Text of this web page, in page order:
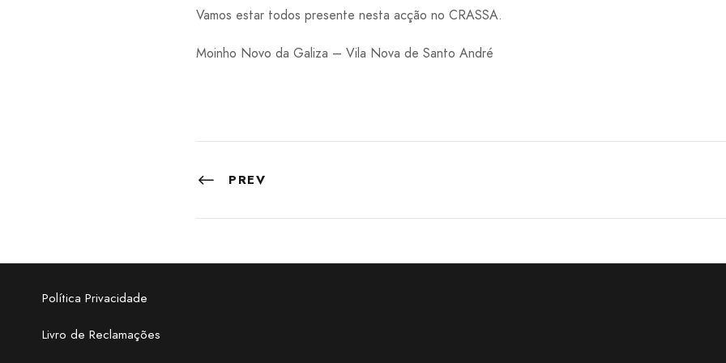
Vamos estar todos presente nesta acção no CRASSA.
Moinho Novo da Galiza – Vila Nova de Santo André
PREV
Política Privacidade
Livro de Reclamações